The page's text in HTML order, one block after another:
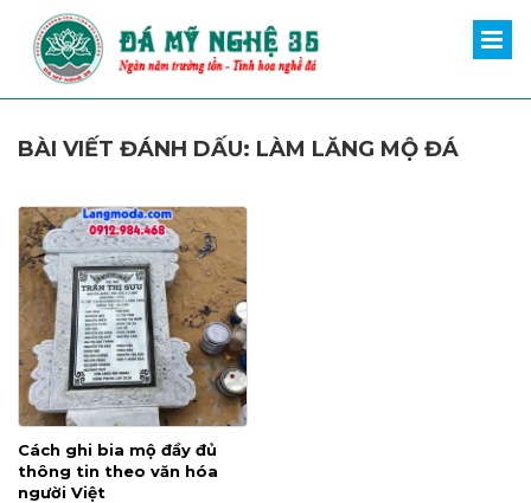
BÀI VIẾT ĐÁNH DẤU: LÀM LĂNG MỘ ĐÁ
Cách ghi bia mộ đầy đủ
thông tin theo văn hóa
người Việt